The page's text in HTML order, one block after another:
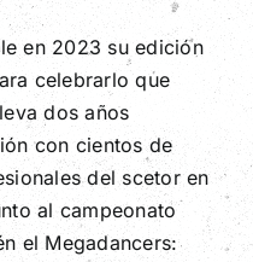
en 2023 su edición
celebrarlo que
dos años
con cientos de
del scetor en
al campeonato
el Megadancers: